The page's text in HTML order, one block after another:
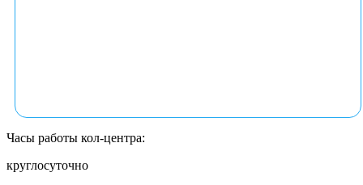
Часы работы кол-центра:
круглосуточно